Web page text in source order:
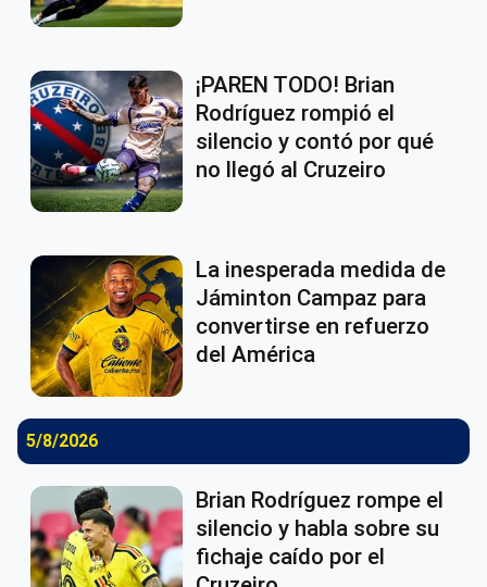
¡PAREN TODO! Brian
Rodríguez rompió el
silencio y contó por qué
no llegó al Cruzeiro
La inesperada medida de
Jáminton Campaz para
convertirse en refuerzo
del América
5/8/2026
Brian Rodríguez rompe el
silencio y habla sobre su
fichaje caído por el